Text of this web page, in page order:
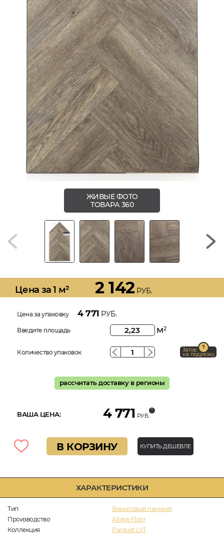
ХАРАКТЕРИСТИКИ
Тип
Виниловый ламинат
Производство
Alpine Floor
Коллекция
Parquet LVT
ЖИВЫЕ ФОТО
ТОВАРА 360
Цена за 1 м² 2 142РУБ.
Цена за упаковку 4 771 РУБ.
Введите площадь м2
Количество упаковок Запас
на подрезку
рассчитать доставку в регионы
ВАША ЦЕНА: 4 771 РУБ.
В КОРЗИНУ КУПИТЬ ДЕШЕВЛЕ